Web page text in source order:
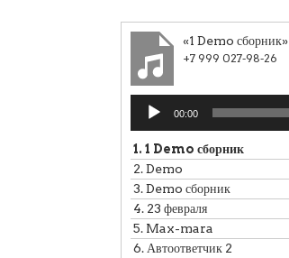
«1 Demo сборник»
+7 999 027-98-26
Аудиоплеер
00:00
1.1 Demo сборник
2.Demo
3.Demo сборник
4. 23 февраля
5. Max-mara
6.Автоответчик 2